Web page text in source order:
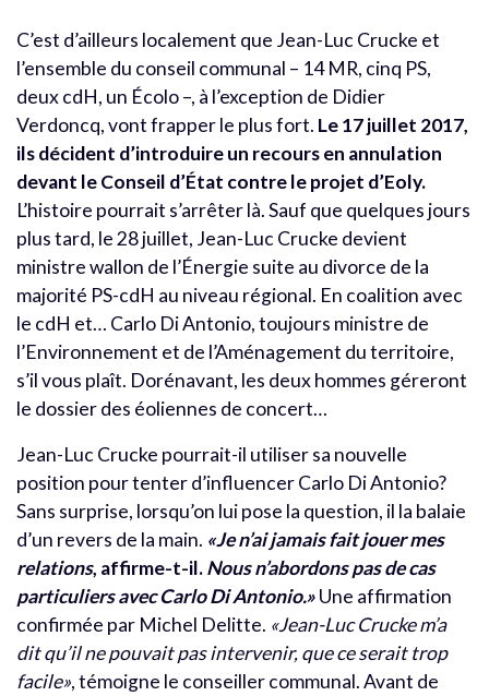
C’est d’ailleurs localement que Jean-Luc Crucke et
l’ensemble du conseil communal – 14 MR, cinq PS,
deux cdH, un Écolo –, à l’exception de Didier
Verdoncq, vont frapper le plus fort. Le 17 juillet 2017,
ils décident d’introduire un recours en annulation
devant le Conseil d’État contre le projet d’Eoly.
L’histoire pourrait s’arrêter là. Sauf que quelques jours
plus tard, le 28 juillet, Jean-Luc Crucke devient
ministre wallon de l’Énergie suite au divorce de la
majorité PS-cdH au niveau régional. En coalition avec
le cdH et… Carlo Di Antonio, toujours ministre de
l’Environnement et de l’Aménagement du territoire,
s’il vous plaît. Dorénavant, les deux hommes géreront
le dossier des éoliennes de concert…
Jean-Luc Crucke pourrait-il utiliser sa nouvelle
position pour tenter d’influencer Carlo Di Antonio?
Sans surprise, lorsqu’on lui pose la question, il la balaie
d’un revers de la main. «Je n’ai jamais fait jouer mes
relations, affirme-t-il.Nous n’abordons pas de cas
particuliers avec Carlo Di Antonio.»Une affirmation
confirmée par Michel Delitte. «Jean-Luc Crucke m’a
dit qu’il ne pouvait pas intervenir, que ce serait trop
facile», témoigne le conseiller communal. Avant de